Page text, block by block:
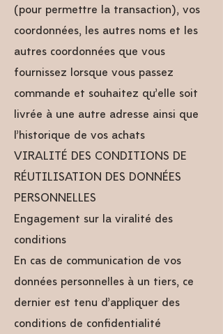
(pour permettre la transaction), vos
coordonnées, les autres noms et les
autres coordonnées que vous
fournissez lorsque vous passez
commande et souhaitez qu’elle soit
livrée à une autre adresse ainsi que
l’historique de vos achats
VIRALITÉ DES CONDITIONS DE
RÉUTILISATION DES DONNÉES
PERSONNELLES
Engagement sur la viralité des
conditions
En cas de communication de vos
données personnelles à un tiers, ce
dernier est tenu d’appliquer des
conditions de confidentialité